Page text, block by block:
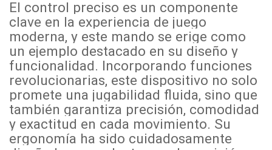
El control preciso es un componente
clave en la experiencia de juego
moderna, y este mando se erige como
un ejemplo destacado en su diseño y
funcionalidad. Incorporando funciones
revolucionarias, este dispositivo no solo
promete una jugabilidad fluida, sino que
también garantiza precisión, comodidad
y exactitud en cada movimiento. Su
ergonomía ha sido cuidadosamente